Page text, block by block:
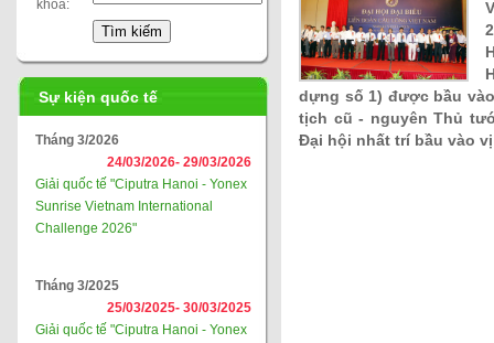
khóa:
Sự kiện quốc tế
Tháng 3/2026
24/03/2026- 29/03/2026
Giải quốc tế "Ciputra Hanoi - Yonex
Sunrise Vietnam International
Challenge 2026"
Tháng 3/2025
25/03/2025- 30/03/2025
Giải quốc tế "Ciputra Hanoi - Yonex
dựng số 1) được bầu
tịch cũ - nguyên Thủ
Đại hội nhất trí bầu vào